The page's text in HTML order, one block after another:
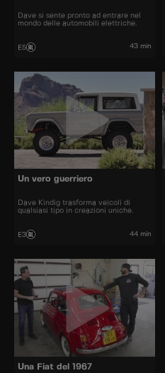
Dave si sente pronto ad entrare nel
mondo delle automobili elettriche.
E5 43 min
Un vero guerriero
Dave Kindig trasforma veicoli di
qualsiasi tipo in creazioni uniche.
E3 44 min
Una Fiat del 1967